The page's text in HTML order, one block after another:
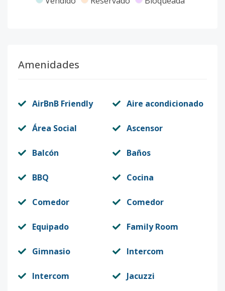
Código 413104-11
Código413104 -12
C-02
Código 413104
2 2
C-03 2 2
Código413104-1
Amenidades
AirBnB Friendly Aire acondicionado
Área Social Ascensor
Balcón Baños
BBQ Cocina
Comedor Comedor
Equipado Family Room
Gimnasio Intercom
Intercom Jacuzzi